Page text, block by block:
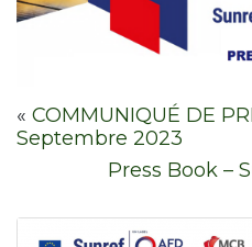
« COMMUNIQUÉ DE
Septembre 2023
Press Book –